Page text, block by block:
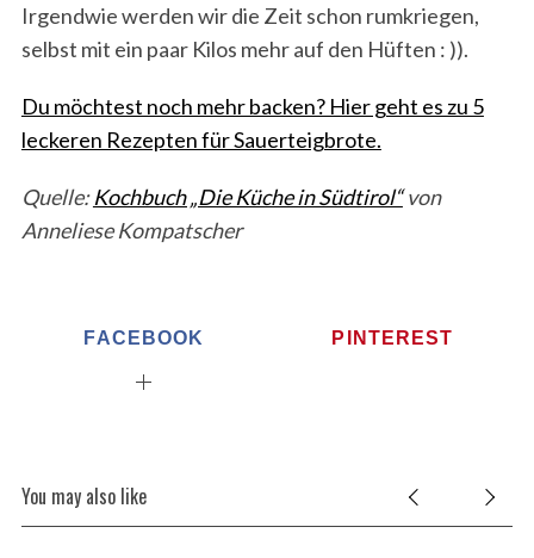
Irgendwie werden wir die Zeit schon rumkriegen,
selbst mit ein paar Kilos mehr auf den Hüften : )).
Du möchtest noch mehr backen? Hier geht es zu 5
leckeren Rezepten für Sauerteigbrote.
Quelle:Kochbuch „Die Küche in Südtirol“von
Anneliese Kompatscher
FACEBOOK PINTEREST
You may also like